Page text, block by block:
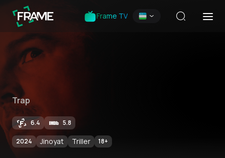
Frame TV
Trap
6.4 5.8
2024 Jinoyat Triller 18+